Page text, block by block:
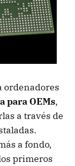
ordenadores
para OEMs,
a través de
a fondo,
primeros